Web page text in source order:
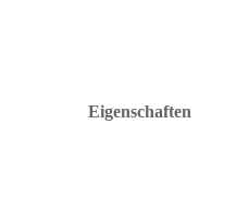
Eigenschaften